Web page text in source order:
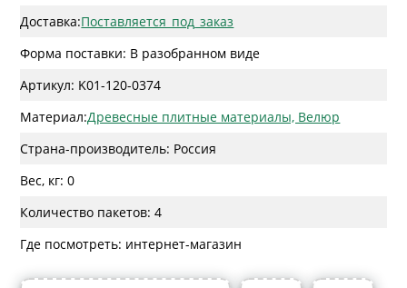
Доставка:Поставляется_под_заказ
Форма поставки: В разобранном виде
Артикул: K01-120-0374
Материал:Древесные плитные материалы, Велюр
Страна-производитель: Россия
Вес, кг: 0
Количество пакетов: 4
Где посмотреть: интернет-магазин